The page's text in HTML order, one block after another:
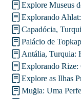
Explore Museus
Explorando
Capadócia,
Palácio de
Antália, Turquia:
Explorando Rize:
Explore as Ilhas
Muğla: Uma